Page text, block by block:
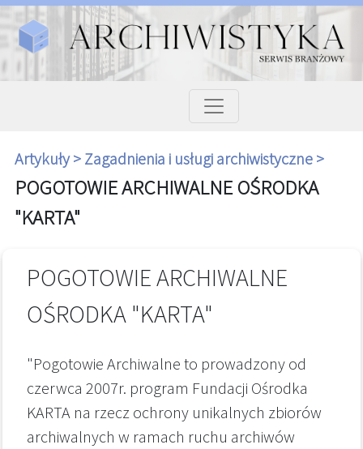
Artykuły > Zagadnienia i usługi archiwistyczne >
POGOTOWIE ARCHIWALNE OŚRODKA
"KARTA"
POGOTOWIE ARCHIWALNE
OŚRODKA "KARTA"
"Pogotowie Archiwalne to prowadzony od
czerwca 2007r. program Fundacji Ośrodka
KARTA na rzecz ochrony unikalnych zbiorów
archiwalnych w ramach ruchu archiwów